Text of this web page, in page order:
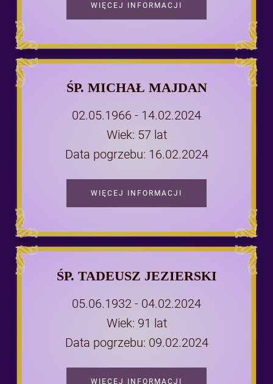
WIĘCEJ INFORMACJI
ŚP. MICHAŁ MAJDAN
02.05.1966 - 14.02.2024
Wiek: 57 lat
Data pogrzebu: 16.02.2024
WIĘCEJ INFORMACJI
ŚP. TADEUSZ JEZIERSKI
05.06.1932 - 04.02.2024
Wiek: 91 lat
Data pogrzebu: 09.02.2024
WIĘCEJ INFORMACJI